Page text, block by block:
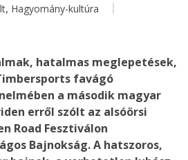
, Hagyomány-kultúra
hatalmas meglepetések,
favágó
a második magyar
erről szólt az alsóörsi
Road Fesztiválon
Bajnokság. A hatszoros,